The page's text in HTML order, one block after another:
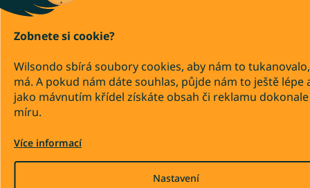
Zobnete si cookie?
Wilsondo sbírá soubory cookies, aby nám to
má. A pokud nám dáte souhlas, půjde nám to ještě lépe
jako mávnutím křídel získáte obsah či reklamu
míru.
Více informací
Nastavení